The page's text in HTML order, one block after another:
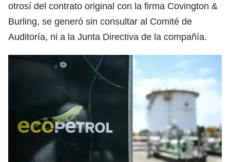
otrosí del contrato original con la firma Covington &
Burling, se generó sin consultar al Comité de
Auditoría, ni a la Junta Directiva de la compañía.